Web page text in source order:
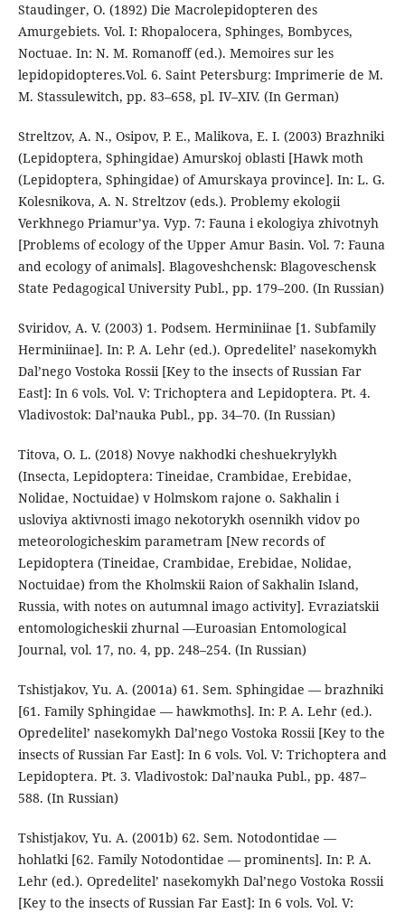
Staudinger, O. (1892) Die Macrolepidopteren des
Amurgebiets. Vol. I: Rhopalocera, Sphinges, Bombyces,
Noctuae. In: N. M. Romanoff (ed.). Memoires sur les
lepidopidopteres.Vol. 6. Saint Petersburg: Imprimerie de M.
M. Stassulewitch, pp. 83–658, pl. IV–XIV. (In German)
Streltzov, A. N., Osipov, P. E., Malikova, E. I. (2003) Brazhniki
(Lepidoptera, Sphingidae) Amurskoj oblasti [Hawk moth
(Lepidoptera, Sphingidae) of Amurskaya province]. In: L. G.
Kolesnikova, A. N. Streltzov (eds.). Problemy ekologii
Verkhnego Priamur’ya. Vyp. 7: Fauna i ekologiya zhivotnyh
[Problems of ecology of the Upper Amur Basin. Vol. 7: Fauna
and ecology of animals]. Blagoveshchensk: Blagoveschensk
State Pedagogical University Publ., pp. 179–200. (In Russian)
Sviridov, A. V. (2003) 1. Podsem. Herminiinae [1. Subfamily
Herminiinae]. In: P. A. Lehr (ed.). Opredelitel’ nasekomykh
Dal’nego Vostoka Rossii [Key to the insects of Russian Far
East]: In 6 vols. Vol. V: Trichoptera and Lepidoptera. Pt. 4.
Vladivostok: Dal’nauka Publ., pp. 34–70. (In Russian)
Titova, O. L. (2018) Novye nakhodki cheshuekrylykh
(Insecta, Lepidoptera: Tineidae, Crambidae, Erebidae,
Nolidae, Noctuidae) v Holmskom rajone o. Sakhalin i
usloviya aktivnosti imago nekotorykh osennikh vidov po
meteorologicheskim parametram [New records of
Lepidoptera (Tineidae, Crambidae, Erebidae, Nolidae,
Noctuidae) from the Kholmskii Raion of Sakhalin Island,
Russia, with notes on autumnal imago activity]. Evraziatskii
entomologicheskii zhurnal —Euroasian Entomological
Journal, vol. 17, no. 4, pp. 248–254. (In Russian)
Tshistjakov, Yu. A. (2001a) 61. Sem. Sphingidae — brazhniki
[61. Family Sphingidae — hawkmoths]. In: P. A. Lehr (ed.).
Opredelitel’ nasekomykh Dal’nego Vostoka Rossii [Key to the
insects of Russian Far East]: In 6 vols. Vol. V: Trichoptera and
Lepidoptera. Pt. 3. Vladivostok: Dal’nauka Publ., pp. 487–
588. (In Russian)
Tshistjakov, Yu. A. (2001b) 62. Sem. Notodontidae —
hohlatki [62. Family Notodontidae — prominents]. In: P. A.
Lehr (ed.). Opredelitel’ nasekomykh Dal’nego Vostoka Rossii
[Key to the insects of Russian Far East]: In 6 vols. Vol. V: